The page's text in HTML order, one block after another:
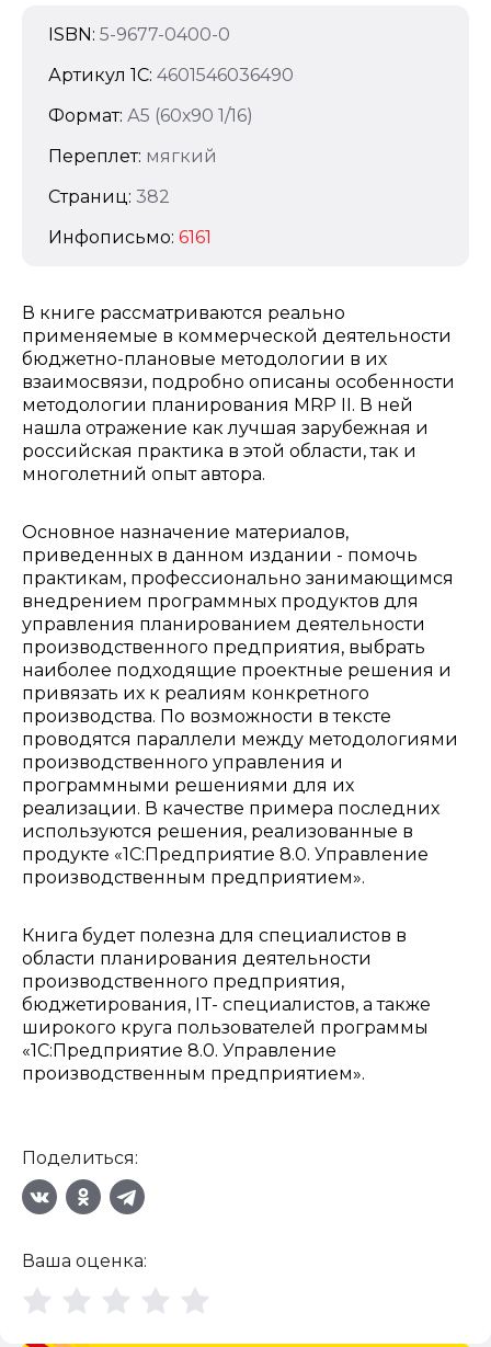
ISBN: 5-9677-0400-0
Артикул 1C: 4601546036490
Формат: А5 (60х90 1/16)
Переплет: мягкий
Страниц: 382
Инфописьмо: 6161
В книге рассматриваются реально
применяемые в коммерческой деятельности
бюджетно-плановые методологии в их
взаимосвязи, подробно описаны особенности
методологии планирования MRP II. В ней
нашла отражение как лучшая зарубежная и
российская практика в этой области, так и
многолетний опыт автора.
Основное назначение материалов,
приведенных в данном издании - помочь
практикам, профессионально занимающимся
внедрением программных продуктов для
управления планированием деятельности
производственного предприятия, выбрать
наиболее подходящие проектные решения и
привязать их к реалиям конкретного
производства. По возможности в тексте
проводятся параллели между методологиями
производственного управления и
программными решениями для их
реализации. В качестве примера последних
используются решения, реализованные в
продукте «1С:Предприятие 8.0. Управление
производственным предприятием».
Книга будет полезна для специалистов в
области планирования деятельности
производственного предприятия,
бюджетирования, IT- специалистов, а также
широкого круга пользователей программы
«1С:Предприятие 8.0. Управление
производственным предприятием».
Поделиться:
Ваша оценка: